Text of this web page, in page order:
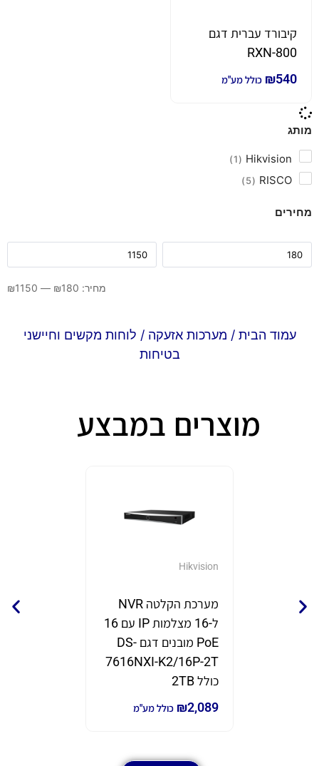
קיבורד עברית דגם
RXN-800
₪540 כולל מע"מ
מותג
Hikvision
1
RISCO
5
מחירים
מחיר: ₪180
—
₪1150
עמוד הבית / מערכות אזעקה / לוחות מקשים וחיישני
בטיחות
מוצרים במבצע
Hikvision
מערכת הקלטה NVR
ל-16 מצלמות IP עם 16
PoE מובנים דגם DS-
7616NXI-K2/16P-2T
כולל 2TB
₪2,089 כולל מע"מ